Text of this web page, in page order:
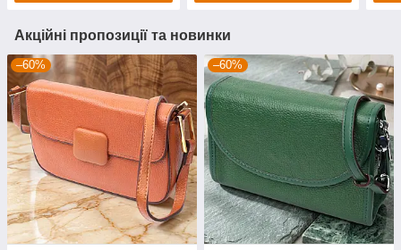
Акційні пропозиції та новинки
–60% –60%